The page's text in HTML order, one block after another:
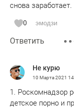
снова заработает.
0 эмодзи
Ответить
Не курю
10 Марта 2021
1. Роскомнадзор
детское порно и